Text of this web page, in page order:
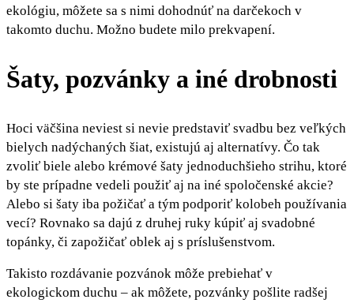
ekológiu, môžete sa s nimi dohodnúť na darčekoch v
takomto duchu. Možno budete milo prekvapení.
Šaty, pozvánky a iné drobnosti
Hoci väčšina neviest si nevie predstaviť svadbu bez veľkých
bielych nadýchaných šiat, existujú aj alternatívy. Čo tak
zvoliť biele alebo krémové šaty jednoduchšieho strihu, ktoré
by ste prípadne vedeli použiť aj na iné spoločenské akcie?
Alebo si šaty iba požičať a tým podporiť kolobeh používania
vecí? Rovnako sa dajú z druhej ruky kúpiť aj svadobné
topánky, či zapožičať oblek aj s príslušenstvom.
Takisto rozdávanie pozvánok môže prebiehať v
ekologickom duchu – ak môžete, pozvánky pošlite radšej